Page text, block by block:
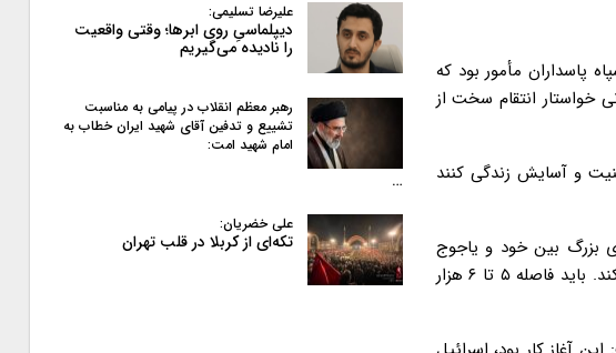
پاسداران مأمور بود که
خواستار انتقام سخت از
و آسایش زندگی کنند
بزرگ بین خود و یاجوج
ماجوج ایجاد کرد و جمهوری اسلامی نیز باید سد آهنین بین کشور خود و یاجوج و ماجوج زمان یعنی آمریکایی ها ایجاد کند. باید فاصله ۵ تا ۶ هزار
علیرضا تسلیمی:
دیپلماسیِ روی ابرها؛ وقتی واقعیت
را نادیده می‌گیریم
رهبر معظم انقلاب در پیامی به‌ مناسبت
تشییع و تدفین آقای شهید ایران خطاب به
امام شهید امت:
…
علی خضریان:
تکه‌ای از کربلا در قلب تهران